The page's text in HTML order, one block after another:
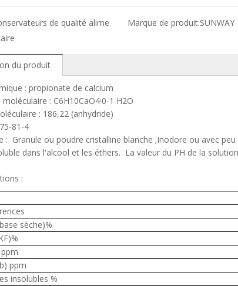
de qualité alime
Marque de produit:SUNWAY
du produit
: propionate de calcium
: C6H10CaO4·0-1 H2O
: 186,22 (anhydride)
81-4
: Granule ou poudre cristalline blanche ;Inodore ou avec
dans l'alcool et les éthers. La valeur du PH de la
:
sèche)%
ppm
insolubles %